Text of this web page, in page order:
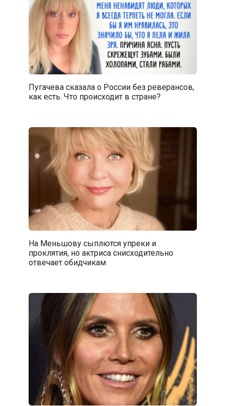
Пугачева сказала о России без реверансов,
как есть. Что происходит в стране?
На Меньшову сыплются упреки и
проклятия, но актриса снисходительно
отвечает обидчикам